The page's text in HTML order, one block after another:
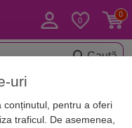
Caută
zodii
Bivol
uri
conținutul, pentru a oferi
traficul. De asemenea,